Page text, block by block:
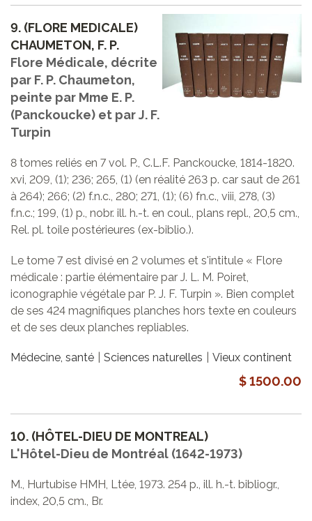
9. (FLORE MEDICALE)
CHAUMETON, F. P.
Flore Médicale, décrite
par F. P. Chaumeton,
peinte par Mme E. P.
(Panckoucke) et par J. F.
Turpin
8 tomes reliés en 7 vol. P., C.L.F. Panckoucke, 1814-1820.
xvi, 209, (1); 236; 265, (1) (en réalité 263 p. car saut de 261
à 264); 266; (2) f.n.c., 280; 271, (1); (6) fn.c., viii, 278, (3)
f.n.c.; 199, (1) p., nobr. ill. h.-t. en coul., plans repl., 20,5 cm.,
Rel. pl. toile postérieures (ex-biblio.).
Le tome 7 est divisé en 2 volumes et s'intitule « Flore
médicale : partie élémentaire par J. L. M. Poiret,
iconographie végétale par P. J. F. Turpin ». Bien complet
de ses 424 magnifiques planches hors texte en couleurs
et de ses deux planches repliables.
Médecine, santé Sciences naturelles Vieux continent
$ 1500.00
10. (HÔTEL-DIEU DE MONTREAL)
L'Hôtel-Dieu de Montréal (1642-1973)
M., Hurtubise HMH, Ltée, 1973. 254 p., ill. h.-t. bibliogr.,
index, 20,5 cm., Br.